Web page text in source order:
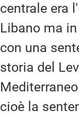
centrale era
Libano ma
con una
storia del
cioè la